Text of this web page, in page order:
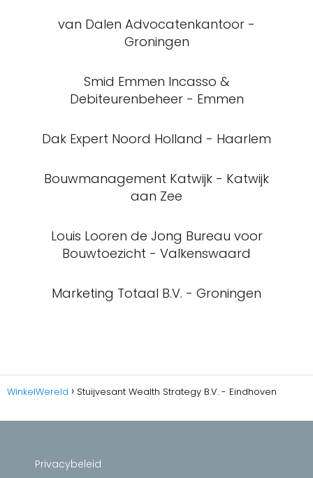
van Dalen Advocatenkantoor -
Groningen
Smid Emmen Incasso &
Debiteurenbeheer - Emmen
Dak Expert Noord Holland - Haarlem
Bouwmanagement Katwijk - Katwijk
aan Zee
Louis Looren de Jong Bureau voor
Bouwtoezicht - Valkenswaard
Marketing Totaal B.V. - Groningen
WinkelWereld Stuijvesant Wealth Strategy B.V. - Eindhoven
Privacybeleid